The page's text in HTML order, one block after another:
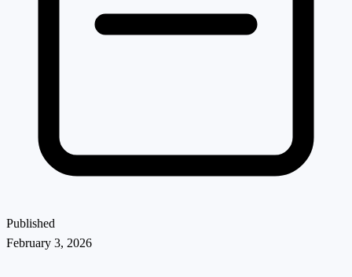
Published
February 3, 2026